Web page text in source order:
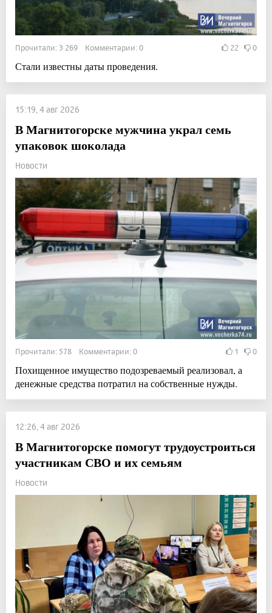
Прочитали: 3 269 Комментарии: 0 22 0
Стали известны даты проведения.
15:19, 4 авг 2026
В Магнитогорске мужчина украл семь
упаковок шоколада
Новости
Прочитали: 578 Комментарии: 0 1 0
Похищенное имущество подозреваемый реализовал, а
денежные средства потратил на собственные нужды.
12:26, 4 авг 2026
В Магнитогорске помогут трудоустроиться
участникам СВО и их семьям
Новости